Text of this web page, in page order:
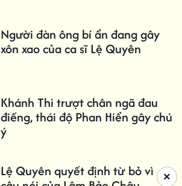
Người đàn ông bí ẩn đang gây
xôn xao của ca sĩ Lệ Quyên
Khánh Thi trượt chân ngã đau
điếng, thái độ Phan Hiển gây chú
ý
Lệ Quyên quyết định từ bỏ vì
×